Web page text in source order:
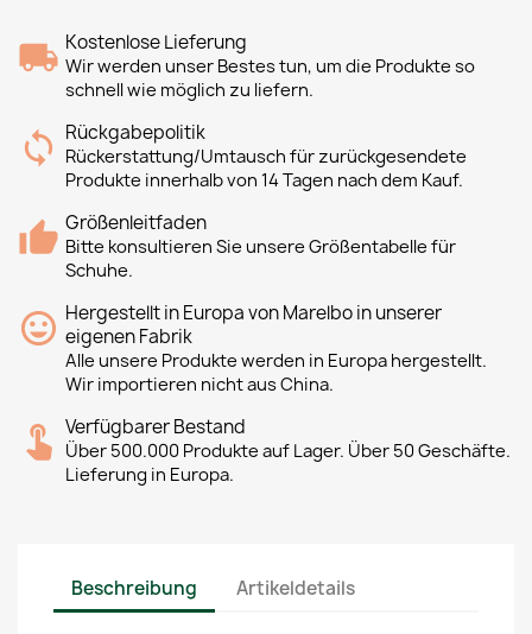
Kostenlose Lieferung
Wir werden unser Bestes tun, um die Produkte so
schnell wie möglich zu liefern.
Rückgabepolitik
Rückerstattung/Umtausch für zurückgesendete
Produkte innerhalb von 14 Tagen nach dem Kauf.
Größenleitfaden
Bitte konsultieren Sie unsere Größentabelle für
Schuhe.
Hergestellt in Europa von Marelbo in unserer
eigenen Fabrik
Alle unsere Produkte werden in Europa hergestellt.
Wir importieren nicht aus China.
Verfügbarer Bestand
Über 500.000 Produkte auf Lager. Über 50 Geschäfte.
Lieferung in Europa.
Beschreibung Artikeldetails